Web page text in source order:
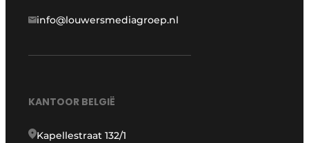
info@louwersmediagroep.nl
KANTOOR BELGIË
Kapellestraat 132/1